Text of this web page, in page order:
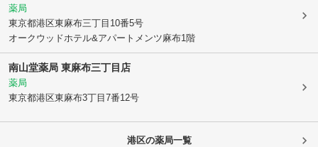
薬局
東京都港区東麻布三丁目10番5号
オークウッドホテル&アパートメンツ麻布1階
南山堂薬局 東麻布三丁目店
薬局
東京都港区東麻布3丁目7番12号
港区の薬局一覧